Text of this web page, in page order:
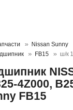
Nissan Sunny
FB15 ш/к
4Z000,
FB15